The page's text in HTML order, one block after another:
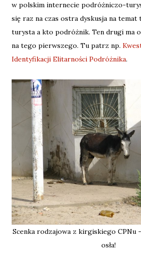
w polskim internecie podróżniczo-
się raz na czas ostra dyskusja na
turysta a kto podróżnik. Ten drugi ma
na tego pierwszego. Tu patrz np.
Identyfikacji Elitarności Podróżnika.
Scenka rodzajowa z kirgiskiego CPNu
osła!